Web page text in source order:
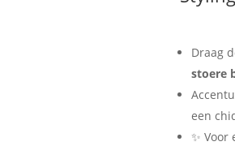
Draag
stoere
een
✨ Voor